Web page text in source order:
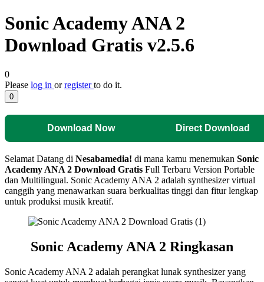
Sonic Academy ANA 2
Download Gratis v2.5.6
0
Please log in orregisterto do it.
0
Download Now Direct Download
Selamat Datang di Nesabamedia! di mana kamu menemukan Sonic
Academy ANA 2 Download Gratis Full Terbaru Version Portable
dan Multilingual. Sonic Academy ANA 2 adalah synthesizer virtual
canggih yang menawarkan suara berkualitas tinggi dan fitur lengkap
untuk produksi musik kreatif.
Sonic Academy ANA 2 Ringkasan
Sonic Academy ANA 2 adalah perangkat lunak synthesizer yang